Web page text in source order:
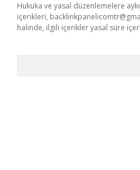
Hukuka ve yasal düzenlemelere
içerikleri,
halinde, ilgili içerikler yasal süre